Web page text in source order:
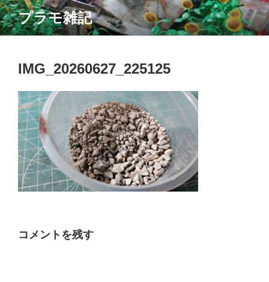
コ
ン
テ
プラモ雑記
IMG_20260627_225125
コメントを残す